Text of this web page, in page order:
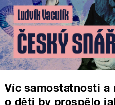
Víc samostatnosti a
o děti by prospělo